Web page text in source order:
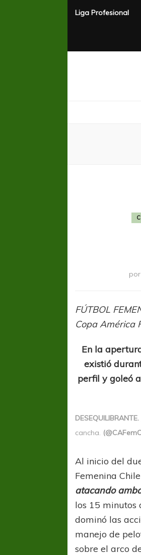
Liga Profesional
por
FÚTBOL
Copa América
En la
existió
perfil y goleó
DESEQUILIBRANTE.
cancha.
Al inicio del
Femenina
atacando
los 15 minutos
dominó las
manejo de
sobre el arco